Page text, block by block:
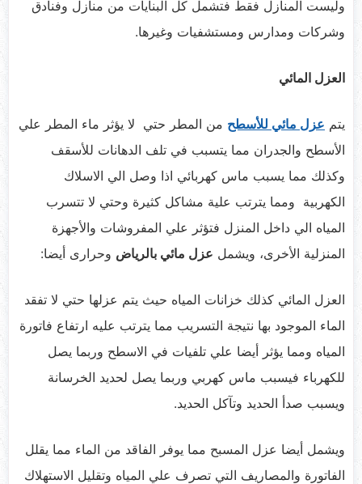
وليست المنازل فقط فتشمل كل البنايات من منازل وفنادق
وشركات ومدارس ومستشفيات وغيرها.
العزل المائي
يتم عزل مائي للأسطح من المطر حتي لا يؤثر ماء المطر علي
الأسطح والجدران مما يتسبب في تلف الدهانات للأسقف
وكذلك مما يسبب ماس كهربائي اذا وصل الي الاسلاك
الكهربية ومما يترتب علية مشاكل كثيرة وحتي لا تتسرب
المياه الي داخل المنزل فتؤثر علي المفروشات والأجهزة
المنزلية الأخرى، ويشمل عزل مائي بالرياض وحرارى أيضا:
العزل المائي كذلك خزانات المياه حيث يتم عزلها حتي لا تفقد
الماء الموجود بها نتيجة التسريب مما يترتب عليه ارتفاع فاتورة
المياه ومما يؤثر أيضا علي تلفيات في الاسطح وربما يصل
للكهرباء فيسبب ماس كهربي وربما يصل لحديد الخرسانة
ويسبب صدأ الحديد وتآكل الحديد.
ويشمل أيضا عزل المسبح مما يوفر الفاقد من الماء مما يقلل
الفاتورة والمصاريف التي تصرف علي المياه وتقليل الاستهلاك